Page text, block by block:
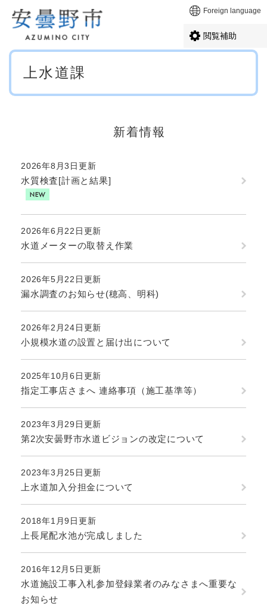
メニューを飛ばして本文へ Foreign language
閲覧補助
本
上水道課
新着情報
2026年8月3日更新
水質検査[計画と結果]
2026年6月22日更新
水道メーターの取替え作業
2026年5月22日更新
漏水調査のお知らせ(穂高、明科)
2026年2月24日更新
小規模水道の設置と届け出について
2025年10月6日更新
指定工事店さまへ 連絡事項（施工基準等）
2023年3月29日更新
第2次安曇野市水道ビジョンの改定について
2023年3月25日更新
上水道加入分担金について
2018年1月9日更新
上長尾配水池が完成しました
2016年12月5日更新
水道施設工事入札参加登録業者のみなさまへ重要な
お知らせ